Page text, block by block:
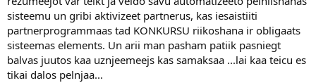
sisteemu un gribi aktivizeet partnerus, kas iesaistiiti
partnerprogrammaas tad KONKURSU riikoshana ir obligaats
sisteemas elements. Un arii man pasham patiik pasniegt
balvas juutos kaa uznjeemeejs kas samaksaa ...lai kaa teicu es
tikai dalos pelnjaa...